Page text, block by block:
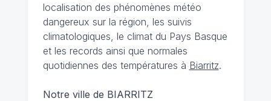
localisation des phénomènes météo
dangereux sur la région, les suivis
climatologiques, le climat du Pays Basque
et les records ainsi que normales
quotidiennes des températures à Biarritz.
Notre ville de BIARRITZ